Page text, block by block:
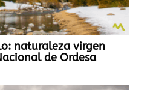
naturaleza virgen
de Ordesa